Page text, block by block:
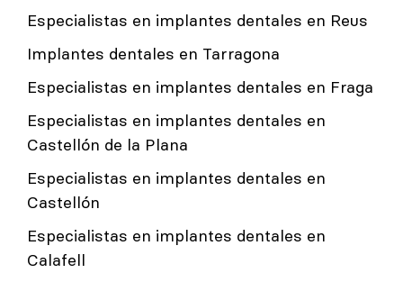
Especialistas en implantes dentales en Reus
Implantes dentales en Tarragona
Especialistas en implantes dentales en Fraga
Especialistas en implantes dentales en
Castellón de la Plana
Especialistas en implantes dentales en
Castellón
Especialistas en implantes dentales en
Calafell